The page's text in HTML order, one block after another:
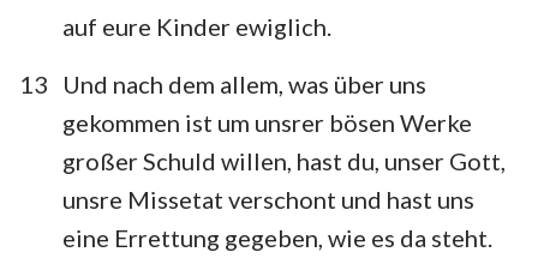
auf eure Kinder ewiglich.
13
Und nach dem allem, was über uns
gekommen ist um unsrer bösen Werke
großer Schuld willen, hast du, unser Gott,
unsre Missetat verschont und hast uns
eine Errettung gegeben, wie es da steht.